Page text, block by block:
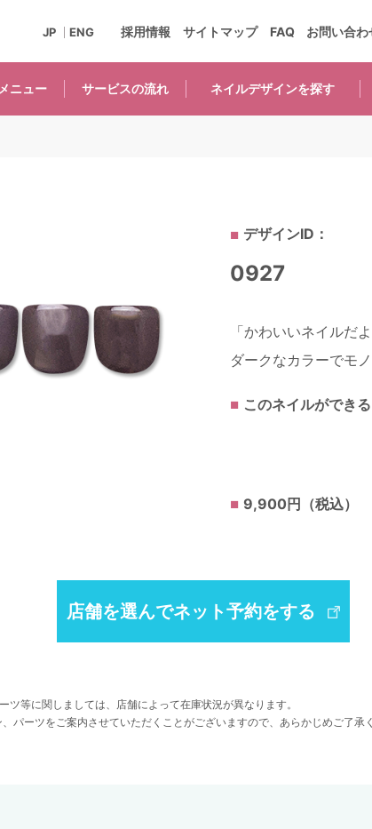
ニュー サービスの流れ ネイルデザインを探す
採用情報 サイトマップ FAQ お問い合わ
JP ENG
デザインID：
0927
「かわいいネイルだよ
ダークなカラーでモ
このネイルができる
9,900円（税込）
店舗を選んでネット予約をする
等に関しましては、店舗によって在庫状況が異なります。
パーツをご案内させていただくことがございますので、あらかじめご了承